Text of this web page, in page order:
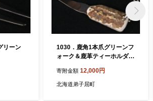
リーン
1030．鹿角1本爪グリーンフ
ォーク＆鹿革ティーホルダー
寄附金額 12,000円
北海道弟子屈町